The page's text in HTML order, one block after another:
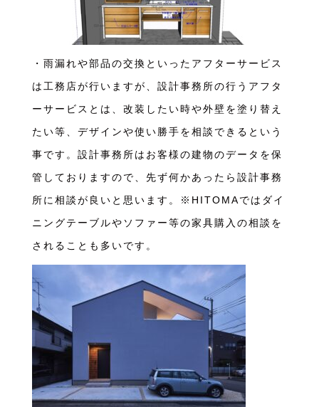
・雨漏れや部品の交換といったアフターサービス
は工務店が行いますが、設計事務所の行うアフタ
ーサービスとは、改装したい時や外壁を塗り替え
たい等、デザインや使い勝手を相談できるという
事です。設計事務所はお客様の建物のデータを保
管しておりますので、先ず何かあったら設計事務
所に相談が良いと思います。※HITOMAではダイ
ニングテーブルやソファー等の家具購入の相談を
されることも多いです。